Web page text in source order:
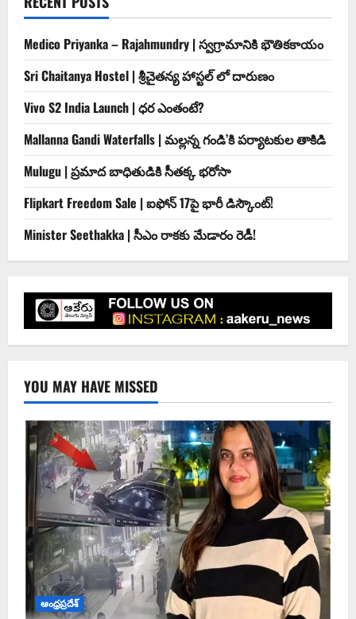
Medico Priyanka – Rajahmundry | స్వ‌గ్రామానికి భౌతిక‌కాయం
Sri Chaitanya Hostel | శ్రీ‌చైత‌న్య హాస్ట‌ల్ లో దారుణం
Vivo S2 India Launch | ధర ఎంతంటే?
Mallanna Gandi Waterfalls | మల్లన్న గండి’కి పర్యాటకుల తాకిడి
Mulugu | ప్రమాద బాధితుడికి సీతక్క భరోసా
Flipkart Freedom Sale | ఐఫోన్ 17పై భారీ డిస్కౌంట్!
Minister Seethakka | సీఎం రాకకు మేడారం రెడీ!
YOU MAY HAVE MISSED
ఆంధ్ర‌ప్ర‌దేశ్